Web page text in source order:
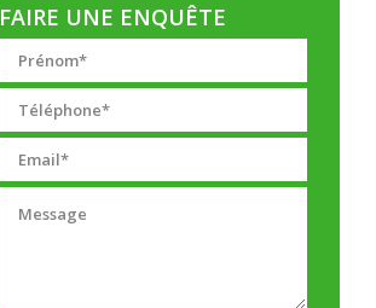
FAIRE UNE ENQUÊTE